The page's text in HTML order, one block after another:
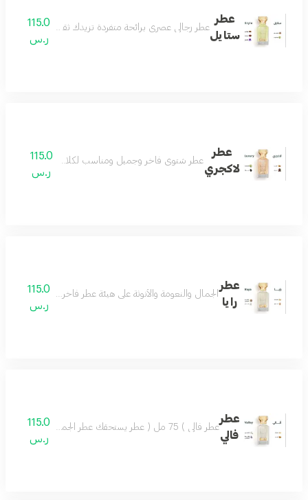
عطر
ستايل
عطر رجالي عصري برائحة متفردة تزيدك ثقة وأناقة تفوق
115.0
ر.س
عطر
لاكجري
عطر شتوي فاخر وجميل ومناسب لكلا الجنسين عطر
115.0
ر.س
عطر
رايا
الجمال والنعومة والأنوثة على هيئة عطر فاخر مزيج من
115.0
ر.س
عطر
فالي
عطر فالي ) 75 مل ( عطر يستحقك عطر الجمال والروعة يسعد القلب تركيبة فاخرة مميزة تضفي ليومك مزيجاً من اللطف والجمال وروح السعادة.عطر فالي اختيار كل الناس
115.0
ر.س